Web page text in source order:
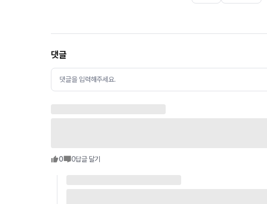
댓글
댓글을 입력해주세요.
0 0답글 달기